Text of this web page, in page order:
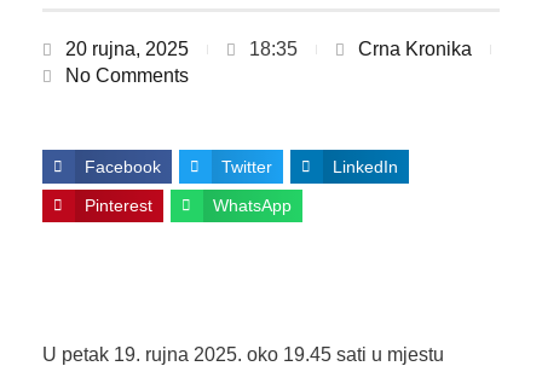
20 rujna, 2025 18:35
Crna Kronika
No Comments
Facebook Twitter LinkedIn
Pinterest WhatsApp
U petak 19. rujna 2025. oko 19.45 sati u mjestu